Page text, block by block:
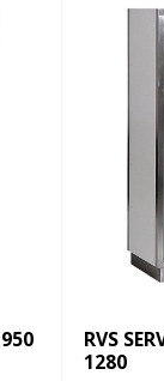
RVS
1280